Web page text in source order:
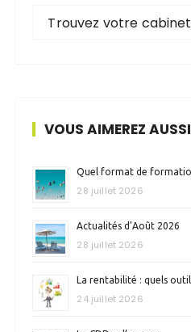
Trouvez votre cabinet
VOUS AIMEREZ
Quel format de
28 juillet 2026
Actualités d’Août 2026
28 juillet 2026
La rentabilité : quels
24 juillet 2026